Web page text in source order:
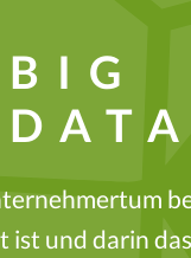
BIG
DATA
ist und darin